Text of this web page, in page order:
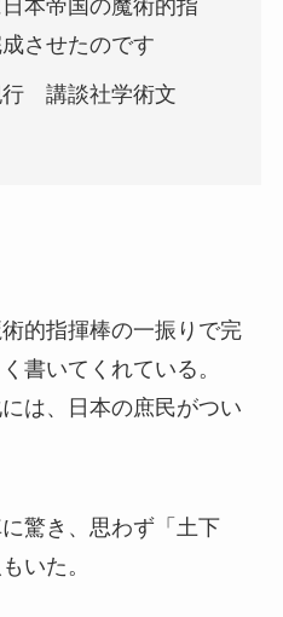
本帝国の魔術的指
させたのです
行 講談社学術文
的指揮棒の一振りで完
書いてくれている。
は、日本の庶民がつい
驚き、思わず「土下
いた。